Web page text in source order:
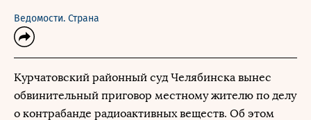
Ведомости. Страна
Курчатовский районный суд Челябинска вынес
обвинительный приговор местному жителю по делу
о контрабанде радиоактивных веществ. Об этом